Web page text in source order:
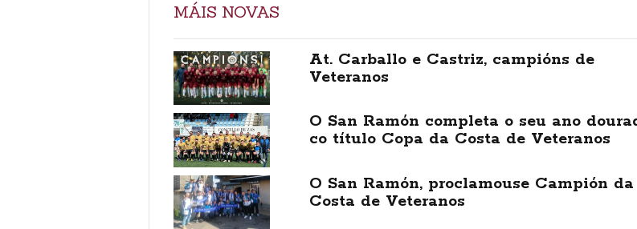
MÁIS NOVAS
At. Carballo e Castriz, campións de
Veteranos
O San Ramón completa o seu ano
co título Copa da Costa de Veteranos
O San Ramón, proclamouse Campión da
Costa de Veteranos